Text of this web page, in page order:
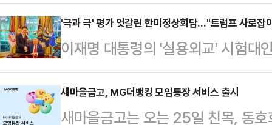
났다. 이때서야…
고 밝혔다. 이들 모두에게 아동학
기관에 3년간 취업제한도 명령했
2013년과 2018년 각각 남아와 여
병원비 대…
거나 "모든 우파 시민과 연대하겠
내비쳤기 때문이다. 당내 일각에선
의 입맛에 맞는 당 운영을 위해 '강
화될 것이란 우려가 나오는 만큼,
'극과 극' 평가 엇갈린 한미정상회담…"트럼프 사로잡
이재명 대통령의 '실용외교' 시험대
으로 협상 상대방을 압박해 이득을
히려 이 대통령을 치켜세우자, 대통
분위기다. 이와 달리 여야의 평가
새마을금고, MG더뱅킹 모임통장 서비스 출시
새마을금고는 오는 25일 친목, 동